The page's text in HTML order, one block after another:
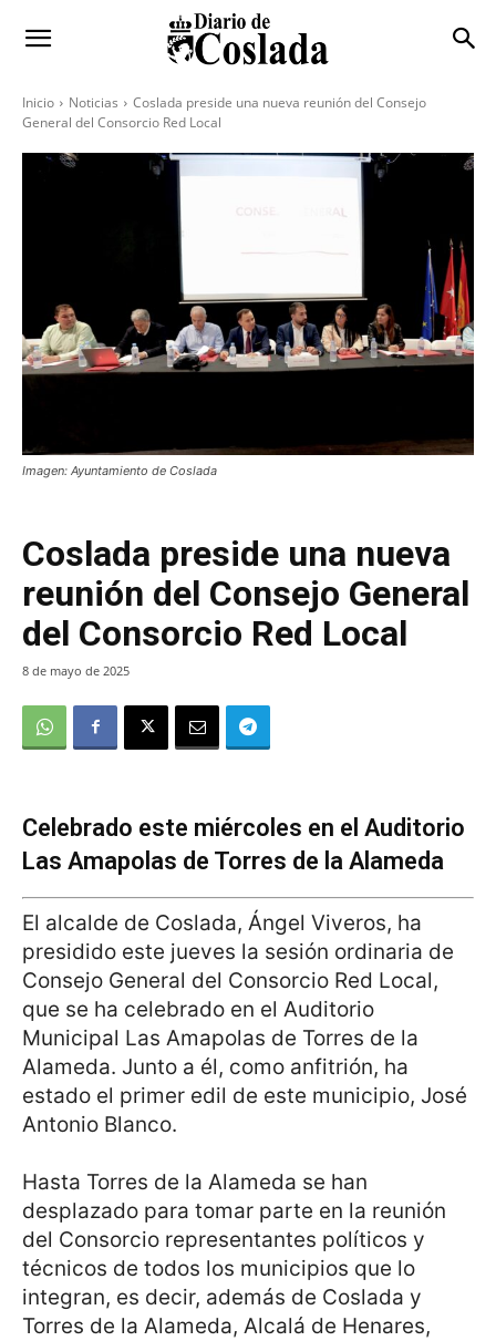
Inicio Noticias
Coslada preside una nueva reunión del Consejo
General del Consorcio Red Local
Imagen: Ayuntamiento de Coslada
Coslada preside una nueva
reunión del Consejo General
del Consorcio Red Local
8 de mayo de 2025
Celebrado este miércoles en el Auditorio
Las Amapolas de Torres de la Alameda
El alcalde de Coslada, Ángel Viveros, ha
presidido este jueves la sesión ordinaria de
Consejo General del Consorcio Red Local,
que se ha celebrado en el Auditorio
Municipal Las Amapolas de Torres de la
Alameda. Junto a él, como anfitrión, ha
estado el primer edil de este municipio, José
Antonio Blanco.
Hasta Torres de la Alameda se han
desplazado para tomar parte en la reunión
del Consorcio representantes políticos y
técnicos de todos los municipios que lo
integran, es decir, además de Coslada y
Torres de la Alameda, Alcalá de Henares,